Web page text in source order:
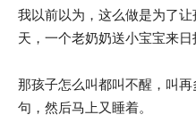
我以前以为，这么做是为了
天，一个老奶奶送小宝宝来日
那孩子怎么叫都叫不醒，叫
句，然后马上又睡着。